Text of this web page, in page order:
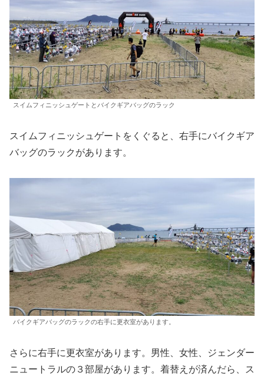
スイムフィニッシュゲートとバイクギアバッグのラック
スイムフィニッシュゲートをくぐると、右手にバイクギア
バッグのラックがあります。
バイクギアバッグのラックの右手に更衣室があります。
さらに右手に更衣室があります。男性、女性、ジェンダー
ニュートラルの３部屋があります。着替えが済んだら、ス